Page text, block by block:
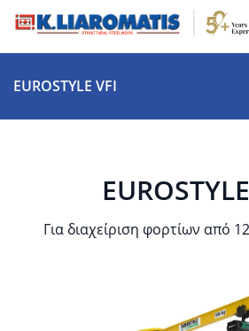
EUROSTYLE VFI
Για διαχείριση φορτίων από